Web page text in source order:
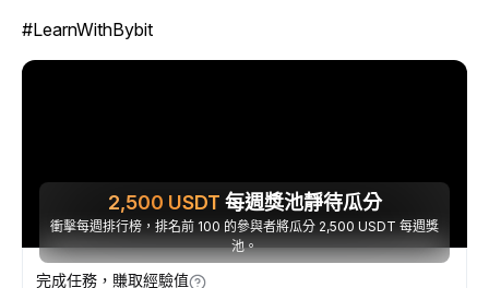
#LearnWithBybit
2,500 USDT 每週獎池靜待瓜分
衝擊每週排行榜，排名前 100 的參與者將瓜分 2,500 USDT 每週獎
池。
完成任務，賺取經驗值